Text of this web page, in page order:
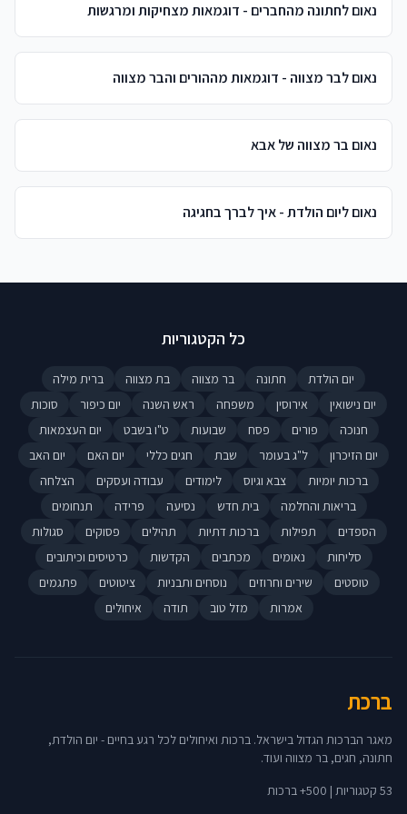
נאום לחתונה מהחברים - דוגמאות מצחיקות ומרגשות
נאום לבר מצווה - דוגמאות מההורים והבר מצווה
נאום בר מצווה של אבא
נאום ליום הולדת - איך לברך בחגיגה
כל הקטגוריות
יום הולדת חתונה בר מצווה בת מצווה
ברית מילה
יום נישואין
אירוסין משפחה ראש השנה יום כיפור
סוכות
חנוכה
פורים פסח שבועות ט"ו בשבט
יום העצמאות
יום הזיכרון
ל"ג בעומר שבת חגים כללי יום האם
יום האב
ברכות יומיות
צבא וגיוס לימודים עבודה ועסקים
הצלחה
בריאות והחלמה
בית חדש נסיעה פרידה
תנחומים
הספדים
תפילות ברכות דתיות תהילים פסוקים
סגולות
סליחות
נאומים מכתבים הקדשות
כרטיסים וכיתובים
טוסטים
שירים וחרוזים נוסחים ותבניות ציטוטים
פתגמים
אמרות
מזל טוב תודה איחולים
ברכת
מאגר הברכות הגדול בישראל. ברכות ואיחולים לכל רגע בחיים - יום הולדת,
חתונה, חגים, בר מצווה ועוד.
53 קטגוריות | 500+ ברכות